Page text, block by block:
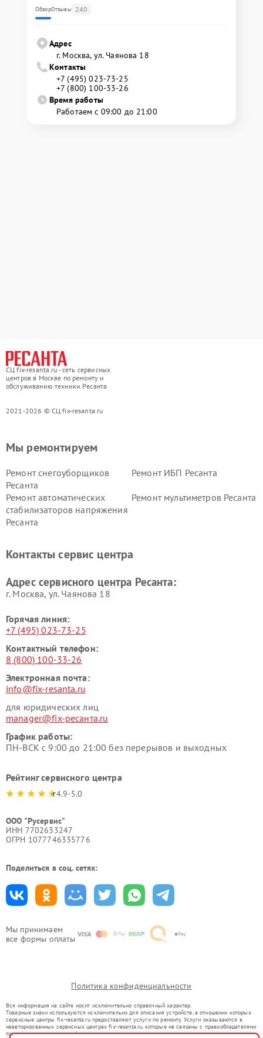
ОбзорОтзывы 240
Адрес
г. Москва, ул. Чаянова 18
Контакты
+7 (495) 023-73-25
+7 (800) 100-33-26
Время работы
Работаем с 09:00 до 21:00
СЦ fix-resanta.ru - сеть сервисных
центров в Москве по ремонту и
обслуживанию техники Ресанта
2021-2026 © СЦ fix-resanta.ru
Мы принимаем
все формы оплаты
Мы ремонтируем
Ремонт снегоуборщиков
Ресанта
Ремонт ИБП Ресанта
Ремонт автоматических
стабилизаторов напряжения
Ресанта
Ремонт мультиметров Ресанта
Контакты сервис центра
Адрес сервисного центра Ресанта:
г. Москва, ул. Чаянова 18
Горячая линия:
+7 (495) 023-73-25
Контактный телефон:
8 (800) 100-33-26
Электронная почта:
info@fix-resanta.ru
для юридических лиц
manager@fix-ресанта.ru
График работы:
ПН-ВСК с 9:00 до 21:00 без перерывов и выходных
Рейтинг сервисного центра
4.9-5.0
ООО "Русервис"
ИНН 7702633247
ОГРН 1077746335776
Поделиться в соц. сетях:
Политика конфиденциальности
Вся информация на сайте носит исключительно справочный характер.
Товарные знаки используются исключительно для описания устройств, в отношении которых
сервисные центры fix-resanta.ru предоставляют услуги по ремонту. Услуги оказываются в
неавторизованных сервисных центрах fix-resanta.ru, которые не связаны с правообладателями
товарных знаков или их официальными представителями.